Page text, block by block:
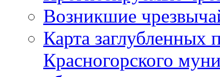
Возникшие
Карта
Красногорского